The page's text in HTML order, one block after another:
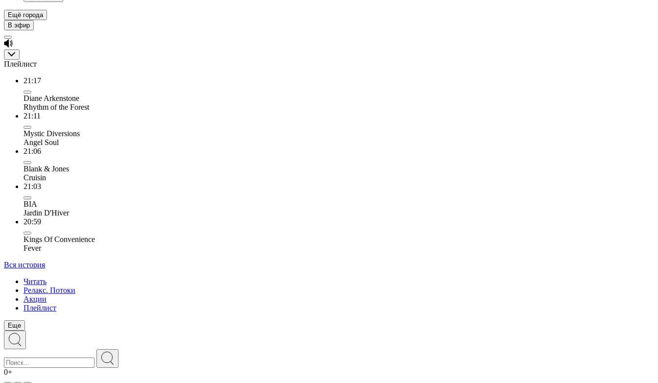
Ещё города
В эфир
Плейлист
21:17
Diane Arkenstone
Rhythm of the Forest
21:11
Mystic Diversions
Angel Soul
21:06
Blank & Jones
Cruisin
21:03
BIA
Jardin D'Hiver
20:59
Kings Of Convenience
Fever
Вся история
Читать
Релакс. Потоки
Акции
Плейлист
Еще
0+